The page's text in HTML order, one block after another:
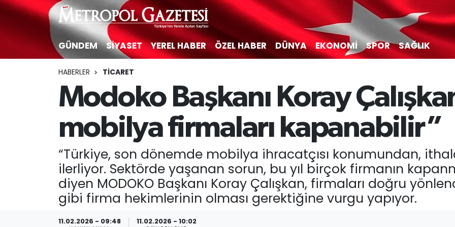
GÜNDEM SİYASET YEREL HABER ÖZEL HABER DÜNYA EKONOMİ SPOR SAĞLIK
HABERLER TİCARET
Modoko Başkanı Koray
mobilya firmaları kapanabilir”
“Türkiye, son dönemde mobilya ihracatçısı konumundan,
ilerliyor. Sektörde yaşanan sorun, bu yıl birçok firmanın
diyen MODOKO Başkanı Koray Çalışkan, firmaları doğru
gibi firma hekimlerinin olması gerektiğine vurgu yapıyor.
11.02.2026 - 09:48 11.02.2026 - 10:02
Hava Durumu
Süper Lig Puan Durumu ve Fikstür
Haber Arşivi